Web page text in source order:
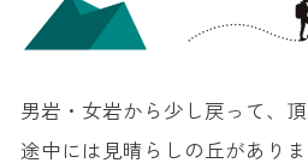
男岩・女岩から少し戻って、
途中には見晴らしの丘があり